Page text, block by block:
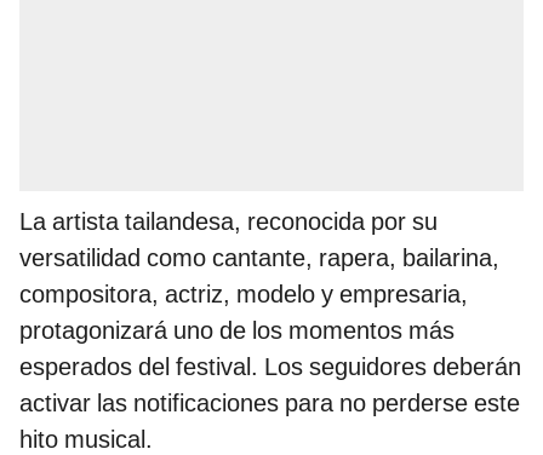
La artista tailandesa, reconocida por su
versatilidad como cantante, rapera, bailarina,
compositora, actriz, modelo y empresaria,
protagonizará uno de los momentos más
esperados del festival. Los seguidores deberán
activar las notificaciones para no perderse este
hito musical.